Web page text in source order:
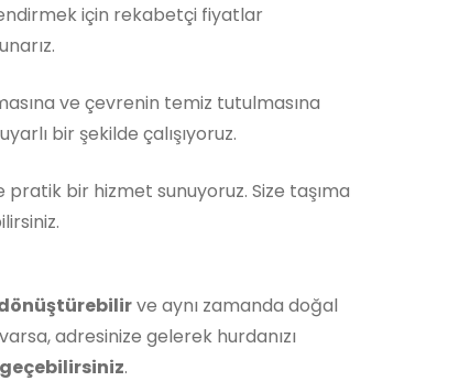
için rekabetçi fiyatlar
ve çevrenin temiz tutulmasına
bir şekilde çalışıyoruz.
pratik bir hizmet sunuyoruz. Size taşıma
ve aynı zamanda doğal
adresinize gelerek hurdanızı
.